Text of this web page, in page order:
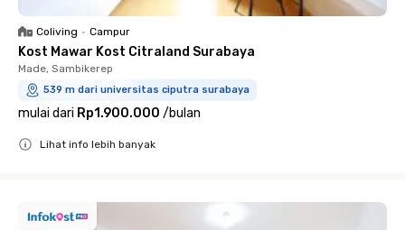
Coliving • Campur
Kost Mawar Kost Citraland Surabaya
Made, Sambikerep
539 m dari universitas ciputra surabaya
mulai dari Rp1.900.000 /bulan
Lihat info lebih banyak